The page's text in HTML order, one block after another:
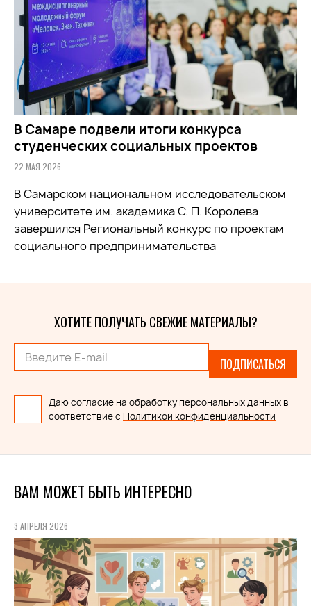
В Самаре подвели итоги конкурса
студенческих социальных проектов
22 МАЯ 2026
В Самарском национальном исследовательском
университете им. академика С. П. Королева
завершился Региональный конкурс по проектам
социального предпринимательства
ХОТИТЕ ПОЛУЧАТЬ СВЕЖИЕ МАТЕРИАЛЫ?
ПОДПИСАТЬСЯ
Даю согласие на обработку персональных данных в
соответствие с Политикой конфиденциальности
ВАМ МОЖЕТ БЫТЬ ИНТЕРЕСНО
3 АПРЕЛЯ 2026